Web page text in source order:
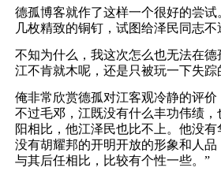
德孤博客就作了这样一个很好的尝
几枚精致的铜钉，试图给泽民同志
不知为什么，我这次怎么也无法在
江不肯就木呢，还是只被玩一下失踪
俺非常欣赏德孤对江客观冷静的评价
不过毛邓，江既没有什么丰功伟绩
阳相比，他江泽民也比不上。他没有
没有胡耀邦的开明开放的形象和人
与其后任相比，比较有个性一些。”